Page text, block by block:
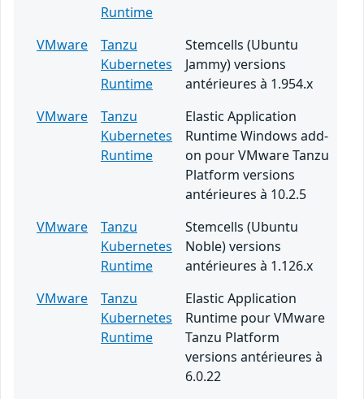
Runtime
VMware
Tanzu
Kubernetes
Runtime
Stemcells (Ubuntu
Jammy) versions
antérieures à 1.954.x
VMware
Tanzu
Kubernetes
Runtime
Elastic Application
Runtime Windows add-
on pour VMware Tanzu
Platform versions
antérieures à 10.2.5
VMware
Tanzu
Kubernetes
Runtime
Stemcells (Ubuntu
Noble) versions
antérieures à 1.126.x
VMware
Tanzu
Kubernetes
Runtime
Elastic Application
Runtime pour VMware
Tanzu Platform
versions antérieures à
6.0.22